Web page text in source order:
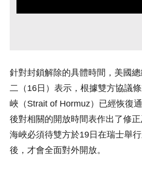
針對封鎖解除的具體時間，美國
二（16日）表示，根據雙方協議
峽（Strait of Hormuz）已經恢復
後對相關的開放時間表作出了修
海峽必須待雙方於19日在瑞士舉
後，才會全面對外開放。